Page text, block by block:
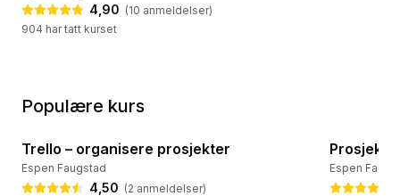
4,90 (10 anmeldelser)
904 har tatt kurset
Populære kurs
💛 Populært kurs
Trello – organisere prosjekter
Espen Faugstad
4,50 (2 anmeldelser)
🔥 Ofte
Espen